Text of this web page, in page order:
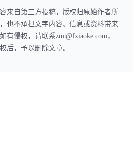
来自第三方投稿，版权归原始作者所
也不承担文字内容、信息或资料带来
有侵权，请联系zmt@fxiaoke.com，
后，予以删除文章。